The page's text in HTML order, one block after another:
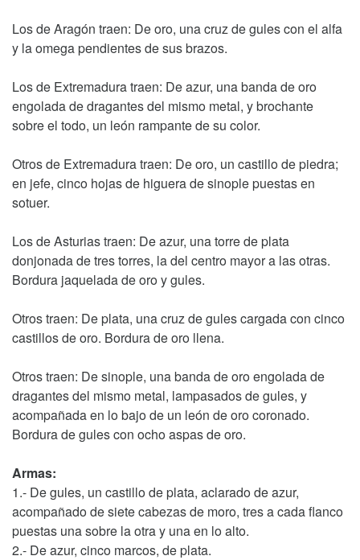
Los de Aragón traen: De oro, una cruz de gules con el alfa
y la omega pendientes de sus brazos.
Los de Extremadura traen: De azur, una banda de oro
engolada de dragantes del mismo metal, y brochante
sobre el todo, un león rampante de su color.
Otros de Extremadura traen: De oro, un castillo de piedra;
en jefe, cinco hojas de higuera de sinople puestas en
sotuer.
Los de Asturias traen: De azur, una torre de plata
donjonada de tres torres, la del centro mayor a las otras.
Bordura jaquelada de oro y gules.
Otros traen: De plata, una cruz de gules cargada con cinco
castillos de oro. Bordura de oro llena.
Otros traen: De sinople, una banda de oro engolada de
dragantes del mismo metal, lampasados de gules, y
acompañada en lo bajo de un león de oro coronado.
Bordura de gules con ocho aspas de oro.
Armas:
1.- De gules, un castillo de plata, aclarado de azur,
acompañado de siete cabezas de moro, tres a cada flanco
puestas una sobre la otra y una en lo alto.
2.- De azur, cinco marcos, de plata.